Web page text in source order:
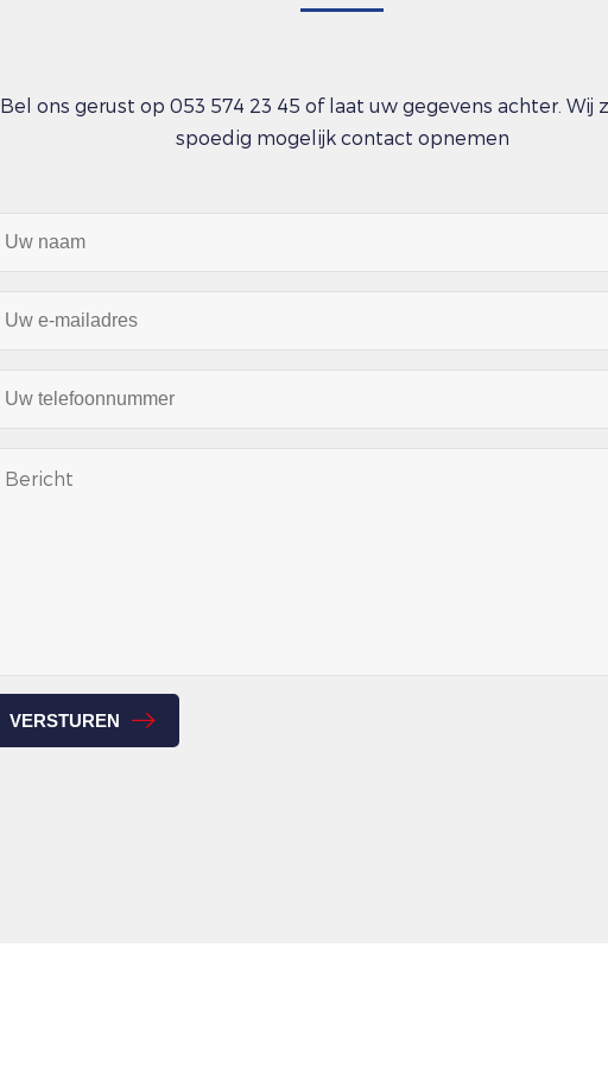
Bel ons gerust op 053 574 23 45 of laat uw gegevens achter. Wij
spoedig mogelijk contact opnemen